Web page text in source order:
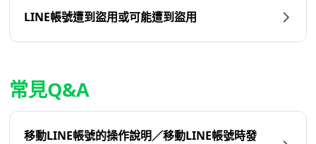
LINE帳號遭到盜用或可能遭到盜用
常見Q&A
移動LINE帳號的操作說明／移動LINE帳號時發